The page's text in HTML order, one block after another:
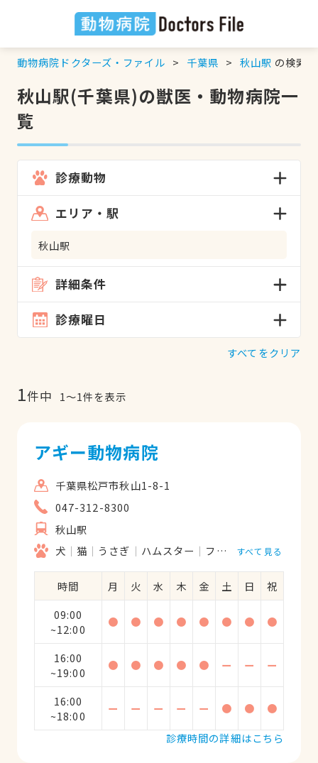
動物病院ドクターズ・ファイル 千葉県 秋山駅 の検索
秋山駅(千葉県)の獣医・動物病院一
覧
診療動物
エリア・駅
秋山駅
詳細条件
診療曜日
すべてをクリア
1件中 1〜1件を表示
アギー動物病院
千葉県松戸市秋山1-8-1
047-312-8300
秋山駅
犬
猫 うさぎ ハムスター フェレット すべて見る
時間 月 火 水 木 金 土 日
祝
09:00
~12:00
● ● ● ● ● ● ● ●
16:00
~19:00
● ● ● ● ● ー ー ー
16:00
~18:00
ー ー ー ー ー ● ●
●
診療時間の詳細はこちら